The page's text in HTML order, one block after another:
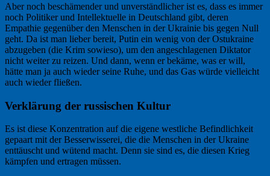
Aber noch beschämender und unverständlicher ist es, dass es immer
noch Politiker und Intellektuelle in Deutschland gibt, deren
Empathie gegenüber den Menschen in der Ukrainie bis gegen Null
geht. Da ist man lieber bereit, Putin ein wenig von der Ostukraine
abzugeben (die Krim sowieso), um den angeschlagenen Diktator
nicht weiter zu reizen. Und dann, wenn er bekäme, was er will,
hätte man ja auch wieder seine Ruhe, und das Gas würde vielleicht
auch wieder fließen.
Verklärung der russischen Kultur
Es ist diese Konzentration auf die eigene westliche Befindlichkeit
gepaart mit der Besserwisserei, die die Menschen in der Ukraine
enttäuscht und wütend macht. Denn sie sind es, die diesen Krieg
kämpfen und ertragen müssen.